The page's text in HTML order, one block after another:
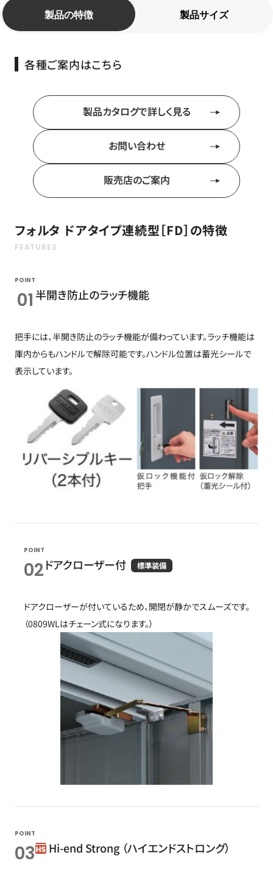
製品の特徴 製品サイズ
各種ご案内はこちら
製品カタログで詳しく見る
お問い合わせ
販売店のご案内
フォルタ ドアタイプ連続型［FD］の特徴
POINT
01 半開き防止のラッチ機能
把手には、半開き防止のラッチ機能が備わっています。ラッチ機能は
庫内からもハンドルで解除可能です。ハンドル位置は蓄光シールで
表示しています。
POINT
02ドアクローザー付 標準装備
ドアクローザーが付いているため、開閉が静かでスムーズです。
（0809WLはチェーン式になります。）
POINT
03 Hi-end Strong （ハイエンドストロング）